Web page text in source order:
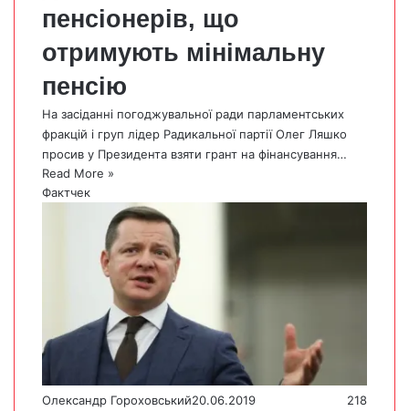
пенсіонерів, що
отримують мінімальну
пенсію
На засіданні погоджувальної ради парламентських
фракцій і груп лідер Радикальної партії Олег Ляшко
просив у Президента взяти грант на фінансування…
Read More »
Фактчек
Олександр Гороховський20.06.2019 218